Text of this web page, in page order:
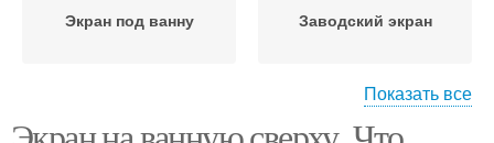
Экран под ванну Заводский экран
Угловой экран
Показать все